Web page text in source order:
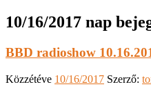
10/16/2017 nap
BBD radioshow
Közzétéve 10/16/2017 Szerző: